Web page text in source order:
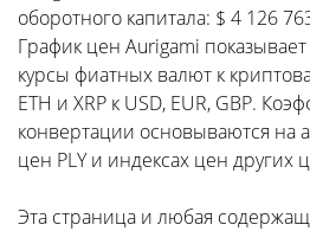
оборотного капитала: $ 4 126
График цен Aurigami
курсы фиатных валют к
ETH и XRP к USD, EUR, GBP.
конвертации основываются на
цен PLY и индексах цен других
Эта страница и любая